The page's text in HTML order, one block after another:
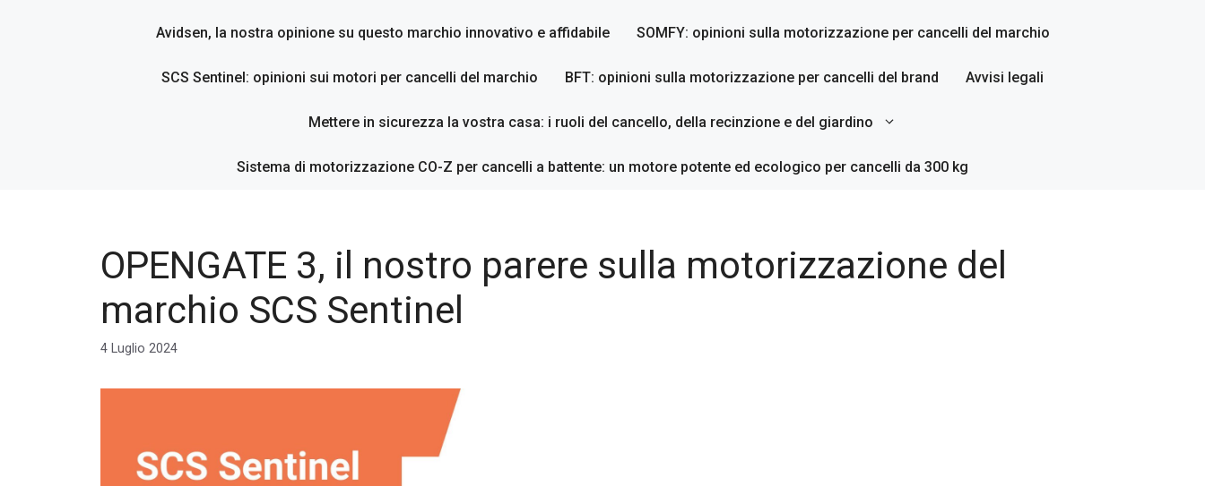
Avidsen, la nostra opinione su questo marchio innovativo e affidabile SOMFY: opinioni sulla motorizzazione per cancelli del marchio
SCS Sentinel: opinioni sui motori per cancelli del marchio BFT: opinioni sulla motorizzazione per cancelli del brand Avvisi legali
Mettere in sicurezza la vostra casa: i ruoli del cancello, della recinzione e del giardino
Sistema di motorizzazione CO-Z per cancelli a battente: un motore potente ed ecologico per cancelli da 300 kg
OPENGATE 3, il nostro parere sulla motorizzazione del
marchio SCS Sentinel
4 Luglio 2024